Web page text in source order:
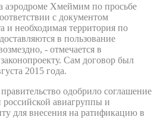
аэродроме Хмеймим по просьбе
с документом
и необходимая территория по
в пользование
- отмечается в
Сам договор был
2015 года.
одобрило соглашение
авиагруппы и
для внесения на ратификацию в